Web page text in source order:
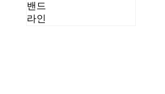
밴드
라인